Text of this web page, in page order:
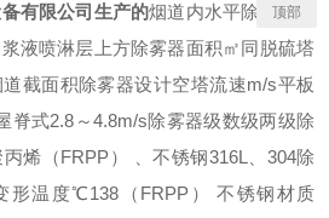
有限公司生产的烟道内水平除雾器安
液喷淋层上方除雾器面积㎡同脱硫塔
截面积除雾器设计空塔流速m/s平板
脊式2.8～4.8m/s除雾器级数级两级除
烯（FRPP） 、不锈钢316L、304除
形温度℃138（FRPP） 不锈钢材质
顶部